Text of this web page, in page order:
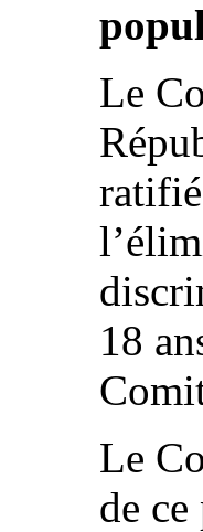
Le
18
Le
de